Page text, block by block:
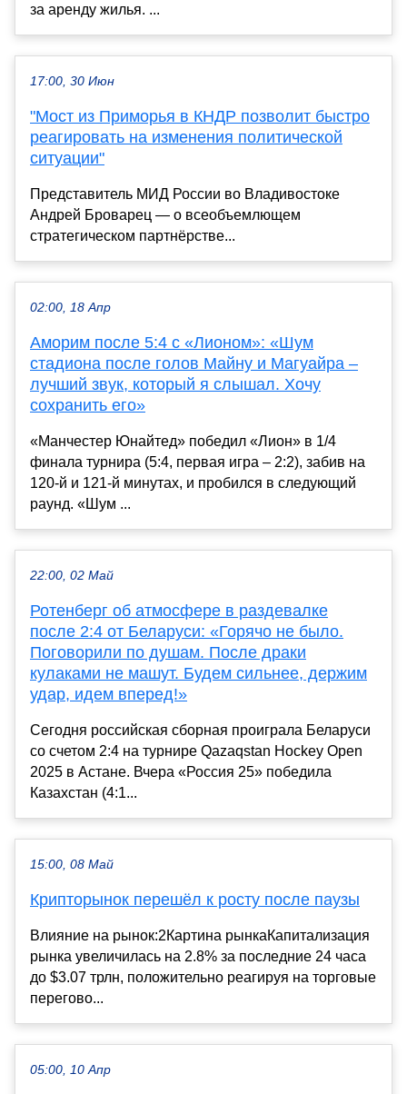
за аренду жилья. ...
17:00, 30 Июн
"Мост из Приморья в КНДР позволит быстро
реагировать на изменения политической
ситуации"
Представитель МИД России во Владивостоке
Андрей Броварец — о всеобъемлющем
стратегическом партнёрстве...
02:00, 18 Апр
Аморим после 5:4 с «Лионом»: «Шум
стадиона после голов Майну и Магуайра –
лучший звук, который я слышал. Хочу
сохранить его»
«Манчестер Юнайтед» победил «Лион» в 1/4
финала турнира (5:4, первая игра – 2:2), забив на
120-й и 121-й минутах, и пробился в следующий
раунд. «Шум ...
22:00, 02 Май
Ротенберг об атмосфере в раздевалке
после 2:4 от Беларуси: «Горячо не было.
Поговорили по душам. После драки
кулаками не машут. Будем сильнее, держим
удар, идем вперед!»
Сегодня российская сборная проиграла Беларуси
со счетом 2:4 на турнире Qazaqstan Hockey Open
2025 в Астане. Вчера «Россия 25» победила
Казахстан (4:1...
15:00, 08 Май
Крипторынок перешёл к росту после паузы
Влияние на рынок:2Картина рынкаКапитализация
рынка увеличилась на 2.8% за последние 24 часа
до $3.07 трлн, положительно реагируя на торговые
перегово...
05:00, 10 Апр